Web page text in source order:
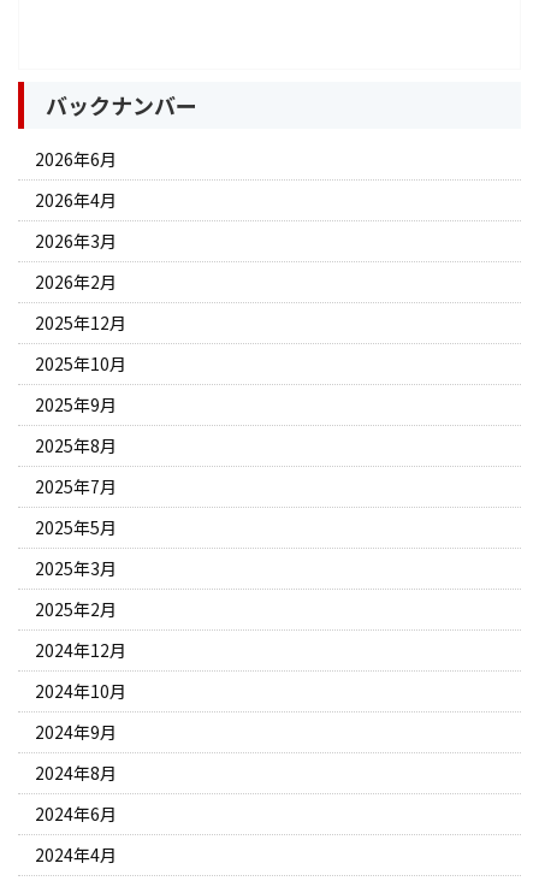
バックナンバー
2026年6月
2026年4月
2026年3月
2026年2月
2025年12月
2025年10月
2025年9月
2025年8月
2025年7月
2025年5月
2025年3月
2025年2月
2024年12月
2024年10月
2024年9月
2024年8月
2024年6月
2024年4月